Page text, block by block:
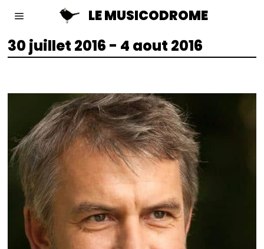
LE MUSICODROME
30 juillet 2016 - 4 aout 2016